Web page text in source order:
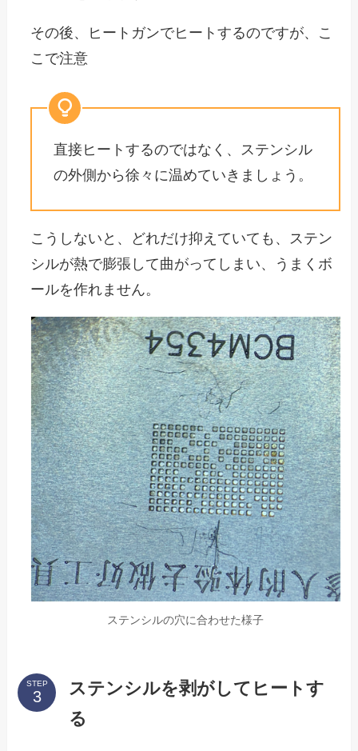
その後、ヒートガンでヒートするのですが、こ
こで注意
直接ヒートするのではなく、ステンシル
の外側から徐々に温めていきましょう。
こうしないと、どれだけ抑えていても、ステン
シルが熱で膨張して曲がってしまい、うまくボ
ールを作れません。
ステンシルの穴に合わせた様子
STEP
ステンシルを剥がしてヒートす
る